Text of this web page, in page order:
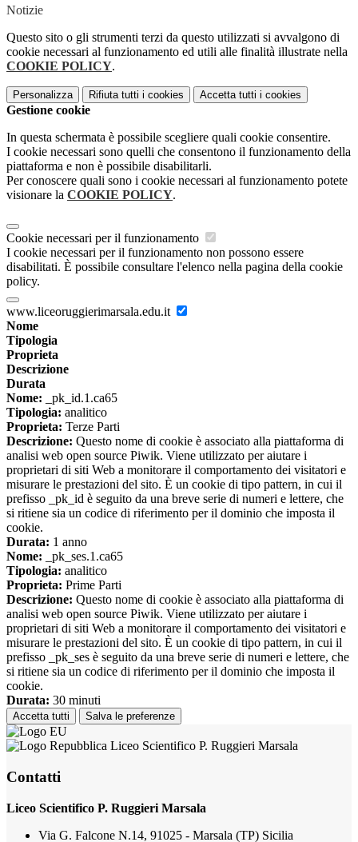
Notizie
Questo sito o gli strumenti terzi da questo utilizzati si avvalgono di
cookie necessari al funzionamento ed utili alle finalità illustrate nella
COOKIE POLICY.
Personalizza Rifiuta tutti i cookies Accetta tutti i cookies
Gestione cookie
In questa schermata è possibile scegliere quali cookie consentire.
I cookie necessari sono quelli che consentono il funzionamento della
piattaforma e non è possibile disabilitarli.
Per conoscere quali sono i cookie necessari al funzionamento potete
visionare la COOKIE POLICY.
Cookie necessari per il funzionamento
I cookie necessari per il funzionamento non possono essere
disabilitati. È possibile consultare l'elenco nella pagina della cookie
policy.
www.liceoruggierimarsala.edu.it
Nome
Tipologia
Proprieta
Descrizione
Durata
Nome: _pk_id.1.ca65
Tipologia: analitico
Proprieta: Terze Parti
Descrizione: Questo nome di cookie è associato alla piattaforma di
analisi web open source Piwik. Viene utilizzato per aiutare i
proprietari di siti Web a monitorare il comportamento dei visitatori e
misurare le prestazioni del sito. È un cookie di tipo pattern, in cui il
prefisso _pk_id è seguito da una breve serie di numeri e lettere, che
si ritiene sia un codice di riferimento per il dominio che imposta il
cookie.
Durata: 1 anno
Nome: _pk_ses.1.ca65
Tipologia: analitico
Proprieta: Prime Parti
Descrizione: Questo nome di cookie è associato alla piattaforma di
analisi web open source Piwik. Viene utilizzato per aiutare i
proprietari di siti Web a monitorare il comportamento dei visitatori e
misurare le prestazioni del sito. È un cookie di tipo pattern, in cui il
prefisso _pk_ses è seguito da una breve serie di numeri e lettere, che
si ritiene sia un codice di riferimento per il dominio che imposta il
cookie.
Durata: 30 minuti
Accetta tutti Salva le preferenze
Liceo Scientifico P. Ruggieri Marsala
Contatti
Liceo Scientifico P. Ruggieri Marsala
Via G. Falcone N.14, 91025 - Marsala (TP) Sicilia